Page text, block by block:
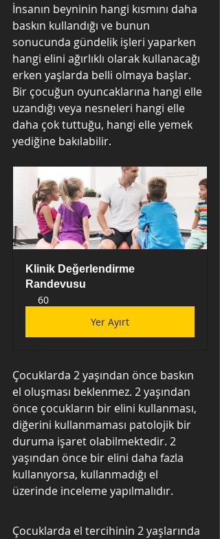
İnsanın beyninin hangi kısmını daha
baskın kullandığı ve bunun
sonucunda gündelik işleri yaparken
hangi elini ağırlıklı olarak kullanacağı
erken yaşlarda belli olmaya başlar.
Bir çocuğun oyuncaklarına hangi elle
uzandığı veya nesneleri hangi elle
daha çok tuttuğu, hangi elle yemek
yediğine bakılabilir.
Klinik Değerlendirme
Randevusu
60
Yer Ayırt
Çocuklarda 2 yaşından önce baskın
el oluşması beklenmez. 2 yaşından
önce çocukların bir elini kullanması,
diğerini kullanmaması patolojik bir
duruma işaret olabilmektedir. 2
yaşından önce bir elini daha fazla
kullanıyorsa, kullanmadığı el
üzerinde inceleme yapılmalıdır.
Çocuklarda el tercihinin 2 yaşlarında